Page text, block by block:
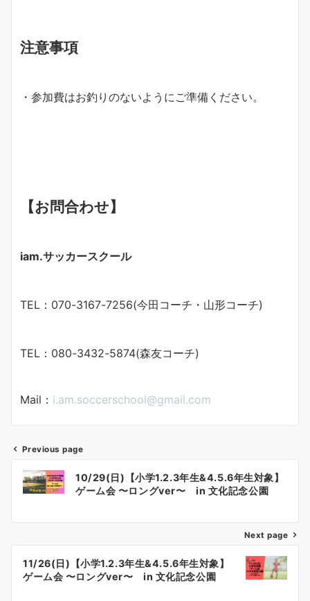
注意事項
・参加費はお釣りのないようにご準備ください。
【お問合わせ】
iam.サッカースクール
TEL：070-3167-7256(今田コーチ・山形コーチ)
TEL：080-3432-5874(森友コーチ)
Mail： i.am.soccerschool@gmail.com
投
稿
ゲ
Previous page
10/29(日)【小学1.2.3年生&4.5.6年生対象】
ゲーム会 〜ロングver〜 in 文化記念公園
Next page
11/26(日)【小学1.2.3年生&4.5.6年生対象】
ゲーム会 〜ロングver〜 in 文化記念公園